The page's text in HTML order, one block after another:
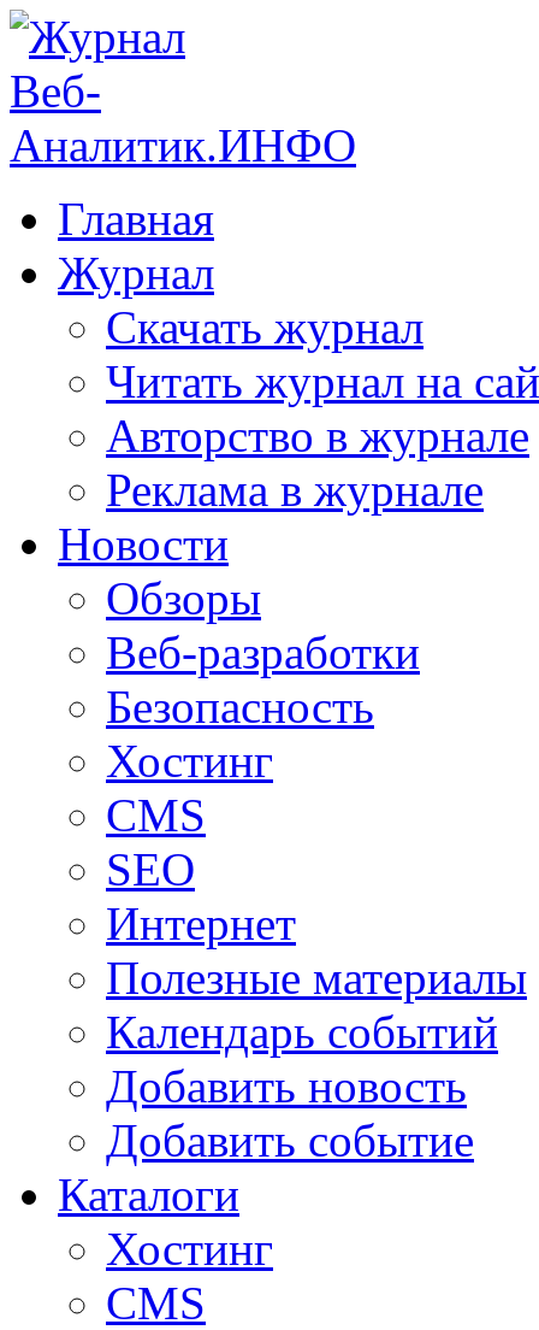
Главная
Журнал
Скачать журнал
Читать журнал на
Авторство в журнале
Реклама в журнале
Новости
Обзоры
Веб-разработки
Безопасность
Хостинг
CMS
SEO
Интернет
Полезные материалы
Календарь событий
Добавить новость
Добавить событие
Каталоги
Хостинг
CMS